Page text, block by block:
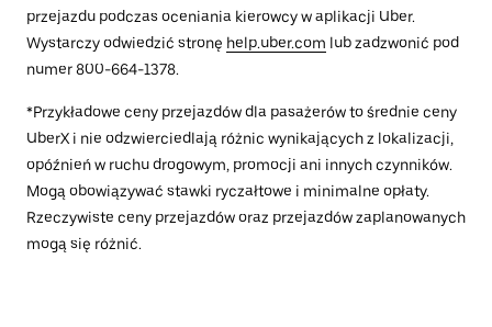
przejazdu podczas oceniania kierowcy w aplikacji Uber.
Wystarczy odwiedzić stronę help.uber.com lub zadzwonić pod
numer 800-664-1378.
*Przykładowe ceny przejazdów dla pasażerów to średnie ceny
UberX i nie odzwierciedlają różnic wynikających z lokalizacji,
opóźnień w ruchu drogowym, promocji ani innych czynników.
Mogą obowiązywać stawki ryczałtowe i minimalne opłaty.
Rzeczywiste ceny przejazdów oraz przejazdów zaplanowanych
mogą się różnić.